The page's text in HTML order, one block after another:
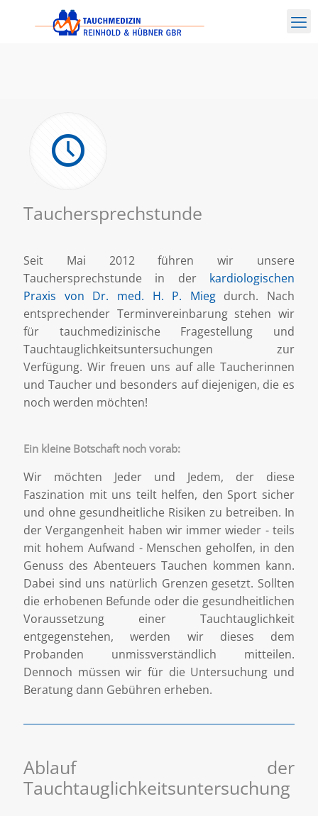
Tauchersprechstunde
Seit Mai 2012 führen wir unsere
Tauchersprechstunde in der kardiologischen
Praxis von Dr. med. H. P. Miegdurch. Nach
entsprechender Terminvereinbarung stehen wir
für tauchmedizinische Fragestellung und
Tauchtauglichkeitsuntersuchungen zur
Verfügung. Wir freuen uns auf alle Taucherinnen
und Taucher und besonders auf diejenigen, die es
noch werden möchten!
Ein kleine Botschaft noch vorab:
Wir möchten Jeder und Jedem, der diese
Faszination mit uns teilt helfen, den Sport sicher
und ohne gesundheitliche Risiken zu betreiben. In
der Vergangenheit haben wir immer wieder - teils
mit hohem Aufwand - Menschen geholfen, in den
Genuss des Abenteuers Tauchen kommen kann.
Dabei sind uns natürlich Grenzen gesetzt. Sollten
die erhobenen Befunde oder die gesundheitlichen
Voraussetzung einer Tauchtauglichkeit
entgegenstehen, werden wir dieses dem
Probanden unmissverständlich mitteilen.
Dennoch müssen wir für die Untersuchung und
Beratung dann Gebühren erheben.
Ablauf der
Tauchtauglichkeitsuntersuchung